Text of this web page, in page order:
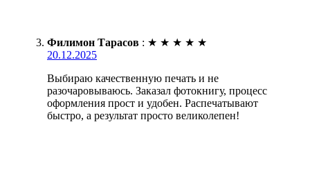
Филимон Тарасов : ★ ★ ★ ★ ★
20.12.2025
Выбираю качественную печать и не
разочаровываюсь. Заказал фотокнигу, процесс
оформления прост и удобен. Распечатывают
быстро, а результат просто великолепен!